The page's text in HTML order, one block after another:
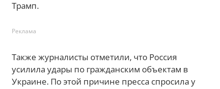
Трамп.
Реклама
Также журналисты отметили, что Россия
усилила удары по гражданским объектам в
Украине. По этой причине пресса спросила у